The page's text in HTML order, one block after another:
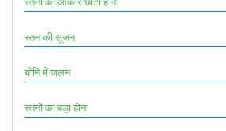
स्तन की सूजन
योनि में जलन
स्तनों का बड़ा होना